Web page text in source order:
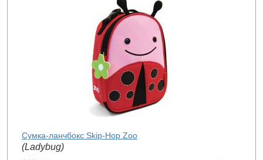
Сумка-ланчбокс Skip-Hop Zoo
(Ladybug)